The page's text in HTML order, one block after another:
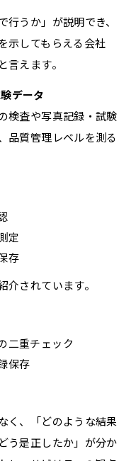
行うか」が説明でき、
示してもらえる会社
えます。
データ
検査や写真記録・試験
品質管理レベルを測る
定
存
されています。
二重チェック
保存
く、「どのような結果
う是正したか」が分か